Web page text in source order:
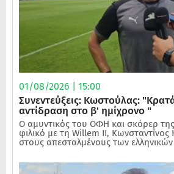
01/08/2026 | 15:00
Συνεντεύξεις: Κωστούλας:
αντίδραση στο β' ημίχρονο "
Ο αμυντικός του ΟΦΗ και σκόρερ
φιλικό με τη Willem II,
στους απεσταλμένους των